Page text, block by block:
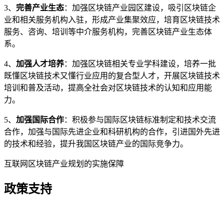
3、 完善产业生态：加强区块链产业园区建设，吸引区块链企
业和相关服务机构入驻，形成产业集聚效应，培育区块链技术
服务、咨询、培训等中介服务机构，完善区块链产业生态体
系。
4、 加强人才培养：加强区块链相关专业学科建设，培养一批
既懂区块链技术又懂行业应用的复合型人才，开展区块链技术
培训和普及活动，提高全社会对区块链技术的认知和应用能
力。
5、 加强国际合作：积极参与国际区块链标准制定和技术交流
合作，加强与国际先进企业和科研机构的合作，引进国外先进
的技术和经验，提升我国区块链产业的国际竞争力。
互联网区块链产业规划的实施保障
政策支持